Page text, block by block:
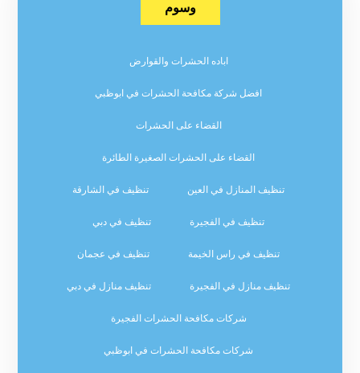
وسوم
اباده الحشرات والقوارض
افضل شركة مكافحة الحشرات في ابوظبي
القضاء على الحشرات
القضاء على الحشرات الصغيرة الطائرة
تنظيف المنازل في العين تنظيف في الشارقة
تنظيف في الفجيرة تنظيف في دبي
تنظيف في راس الخيمة تنظيف في عجمان
تنظيف منازل في الفجيرة تنظيف منازل في دبي
شركات مكافحة الحشرات الفجيرة
شركات مكافحة الحشرات في ابوظبي